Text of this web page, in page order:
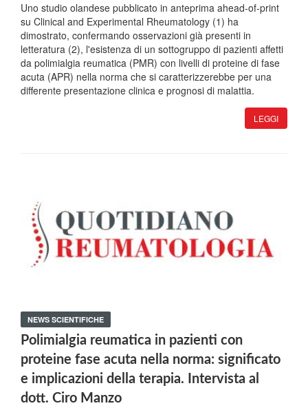
Uno studio olandese pubblicato in anteprima ahead-of-print
su Clinical and Experimental Rheumatology (1) ha
dimostrato, confermando osservazioni già presenti in
letteratura (2), l'esistenza di un sottogruppo di pazienti affetti
da polimialgia reumatica (PMR) con livelli di proteine di fase
acuta (APR) nella norma che si caratterizzerebbe per una
differente presentazione clinica e prognosi di malattia.
LEGGI
NEWS SCIENTIFICHE
Polimialgia reumatica in pazienti con
proteine fase acuta nella norma: significato
e implicazioni della terapia. Intervista al
dott. Ciro Manzo